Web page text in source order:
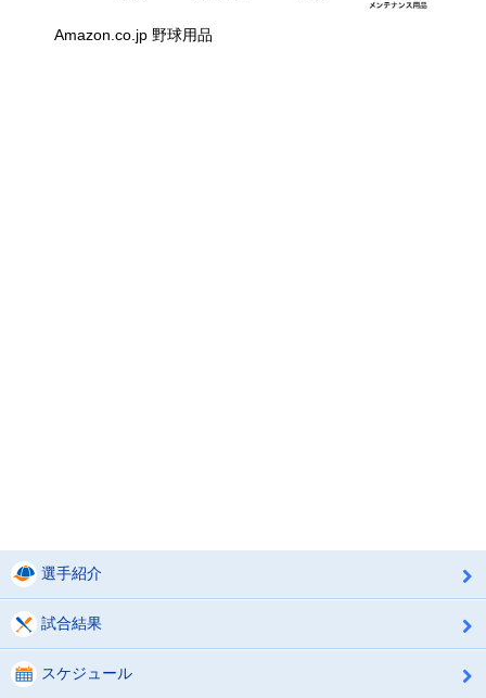
Amazon.co.jp 野球用品
選手紹介
試合結果
スケジュール